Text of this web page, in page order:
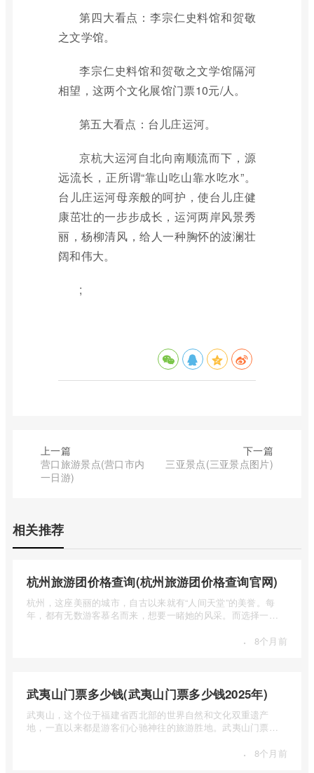
第四大看点：李宗仁史料馆和贺敬
之文学馆。
李宗仁史料馆和贺敬之文学馆隔河
相望，这两个文化展馆门票10元/人。
第五大看点：台儿庄运河。
京杭大运河自北向南顺流而下，源
远流长，正所谓“靠山吃山靠水吃水”。
台儿庄运河母亲般的呵护，使台儿庄健
康茁壮的一步步成长，运河两岸风景秀
丽，杨柳清风，给人一种胸怀的波澜壮
阔和伟大。
;
上一篇
营口旅游景点(营口市内
一日游)
下一篇
三亚景点(三亚景点图片)
相关推荐
杭州旅游团价格查询(杭州旅游团价格查询官网)
杭州，这座美丽的城市，自古以来就有“人间天堂”的美誉。每
年，都有无数游客慕名而来，想要一睹她的风采。而选择一个
· 8个月前
武夷山门票多少钱(武夷山门票多少钱2025年)
武夷山，这个位于福建省西北部的世界自然和文化双重遗产
地，一直以来都是游客们心驰神往的旅游胜地。武夷山门票多
· 8个月前